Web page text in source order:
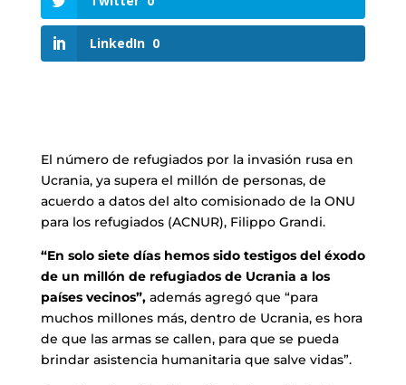
LinkedIn 0
El número de refugiados por la invasión rusa en
Ucrania, ya supera el millón de personas, de
acuerdo a datos del alto comisionado de la ONU
para los refugiados (ACNUR), Filippo Grandi.
“En solo siete días hemos sido testigos del éxodo
de un millón de refugiados de Ucrania a los
países vecinos”,además agregó que “para
muchos millones más, dentro de Ucrania, es hora
de que las armas se callen, para que se pueda
brindar asistencia humanitaria que salve vidas”.